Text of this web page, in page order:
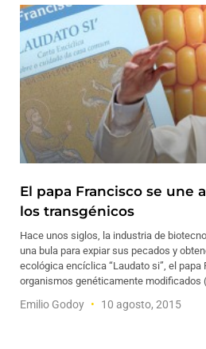
El papa Francisco se une
los transgénicos
Hace unos siglos, la industria de
una bula para expiar sus pecados y
ecológica encíclica “Laudato si”, el papa
organismos genéticamente modificados
Emilio Godoy 10 agosto, 2015